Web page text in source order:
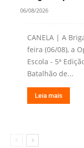
06/08/2026
CANELA | A
feira (06/08), a
Escola - 5ª
Batalhão de...
Leia mais